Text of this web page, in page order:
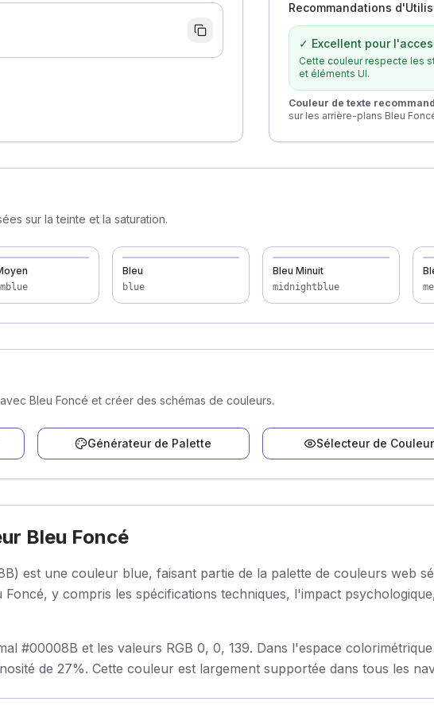
Recommandations
✓ Excellent pour
Cette couleur respecte les
et éléments UI.
Couleur de texte
sur les arrière-plans Bleu
sur la teinte et la saturation.
Bleu
blue
Bleu Minuit
midnightblue
Bleu Foncé et créer des schémas de couleurs.
Générateur de Palette Sélecteur de Couleur
Bleu Foncé
est une couleur blue, faisant partie de la palette de couleurs web
y compris les spécifications techniques, l'impact
#00008B et les valeurs RGB 0, 0, 139. Dans l'espace
de 27%. Cette couleur est largement supportée dans tous les